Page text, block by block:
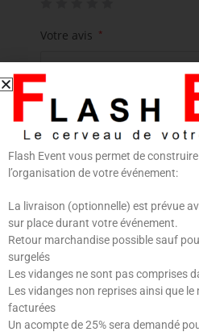
Votre avis *
Nom
Enregistrer mon nom, mon
le navigateur pour mon
Flash Event vous permet de
l’organisation de votre événement:
La livraison (optionnelle) est prévue
sur place durant votre événement.
Retour marchandise possible sauf
surgelés
Les vidanges ne sont pas comprises
Les vidanges non reprises ainsi que
facturées
Un acompte de 25% sera demandé